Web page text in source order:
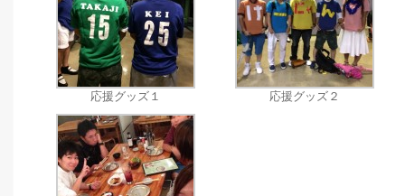
応援グッズ１ 応援グッズ２